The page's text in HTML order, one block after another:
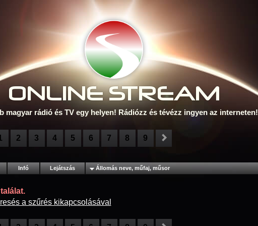
ONLINE STREAM
magyar rádió és TV egy helyen! Rádiózz és tévézz ingyen az interneten!
2 3 4 5 6 7 8 9
Infó Lejátszás Állomás neve, műfaj, műsor
a szűrés kikapcsolásával